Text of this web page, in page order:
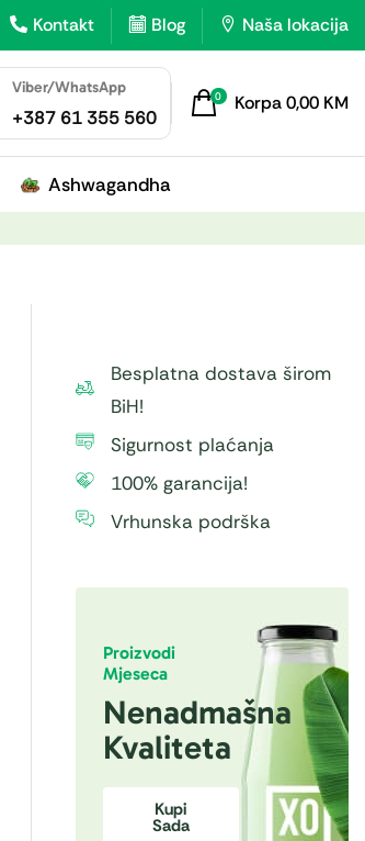
Kontakt Blog Naša lokacija
Viber/WhatsApp
+387 61 355 560
0 Korpa0,00 KM
Ashwagandha
Besplatna dostava širom
BiH!
Sigurnost plaćanja
100% garancija!
Vrhunska podrška
Proizvodi
Mjeseca
Nenadmašna
Kvaliteta
Kupi
Sada